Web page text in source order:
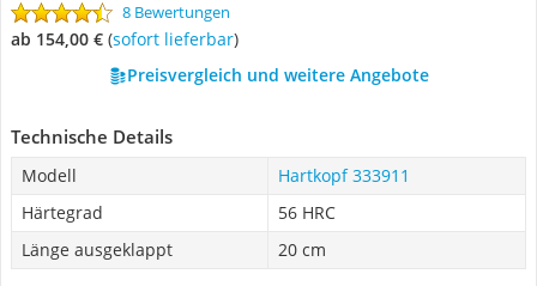
8 Bewertungen
ab 154,00 € ( Sofort lieferbar)
Preisvergleich und weitere Angebote
Technische Details
Modell
Hartkopf 333911
Härtegrad
56 HRC
Länge ausgeklappt
20 cm